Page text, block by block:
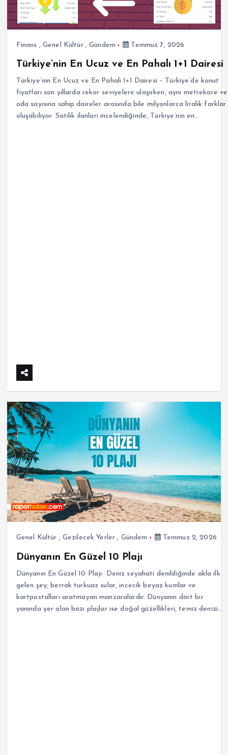
Finans , Genel Kültür,Gündem Temmuz 7, 2026
Türkiye’nin En Ucuz ve En Pahalı 1+1 Dairesi
Türkiye’nin En Ucuz ve En Pahalı 1+1 Dairesi – Türkiye’de konut
fiyatları son yıllarda rekor seviyelere ulaşırken, aynı metrekare ve
oda sayısına sahip daireler arasında bile milyonlarca liralık farklar
oluşabiliyor. Satılık ilanları incelendiğinde, Türkiye’nin en…
Genel Kültür , Gezilecek Yerler , Gündem Temmuz 2, 2026
Dünyanın En Güzel 10 Plajı
Dünyanın En Güzel 10 Plajı Deniz seyahati denildiğinde akla ilk
gelen şey; berrak turkuaz sular, incecik beyaz kumlar ve
kartpostalları aratmayan manzaralardır. Dünyanın dört bir
yanında yer alan bazı plajlar ise doğal güzellikleri, temiz denizi…